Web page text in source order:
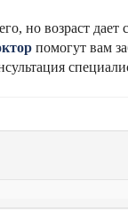
но возраст
помогут вам